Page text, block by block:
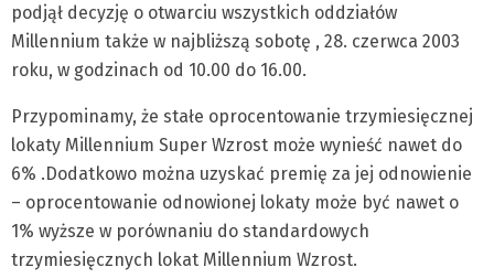
podjął decyzję o otwarciu wszystkich oddziałów
Millennium także w najbliższą sobotę , 28. czerwca 2003
roku, w godzinach od 10.00 do 16.00.
Przypominamy, że stałe oprocentowanie trzymiesięcznej
lokaty Millennium Super Wzrost może wynieść nawet do
6% .Dodatkowo można uzyskać premię za jej odnowienie
– oprocentowanie odnowionej lokaty może być nawet o
1% wyższe w porównaniu do standardowych
trzymiesięcznych lokat Millennium Wzrost.